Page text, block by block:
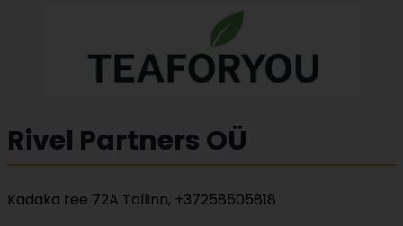
Rivel Partners OÜ
Kadaka tee 72A Tallinn, +37258505818